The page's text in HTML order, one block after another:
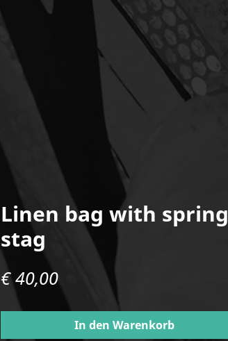
Linen bag with spring
stag
€ 40,00Preis
In den Warenkorb